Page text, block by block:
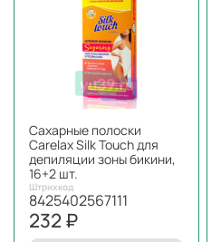
Сахарные полоски
Carelax Silk Touch для
депиляции зоны бикини,
16+2 шт.
Штрихкод
8425402567111
232 ₽